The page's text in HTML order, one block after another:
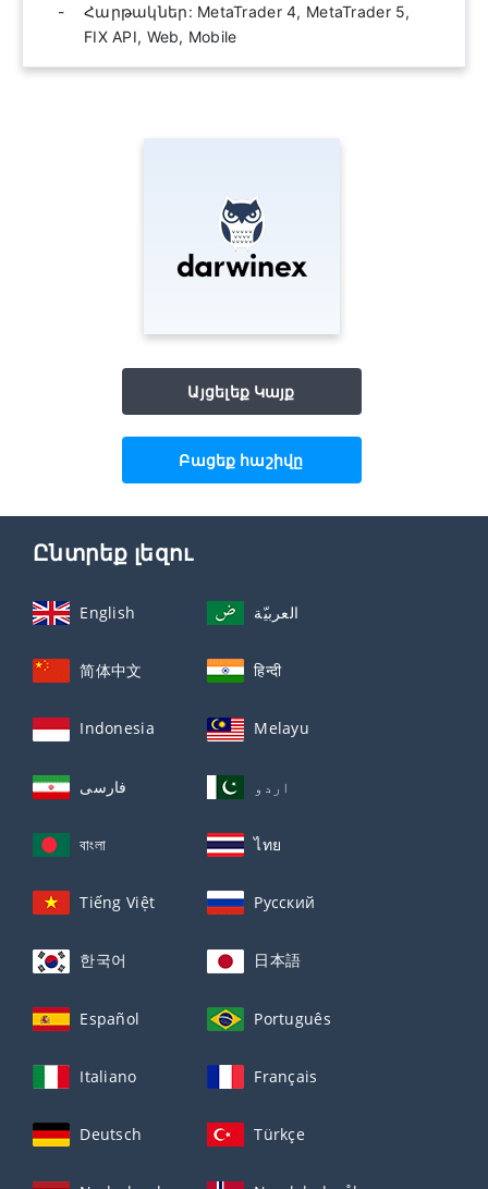
Հարթակներ: MetaTrader 4, MetaTrader 5,
FIX API, Web, Mobile
Այցելեք Կայք
Բացեք հաշիվը
Ընտրեք լեզու
English العربيّة
简体中文 हिन्दी
Indonesia Melayu
فارسی اردو
বাংলা ไทย
Tiếng Việt Русский
한국어 日本語
Español Português
Italiano Français
Deutsch Türkçe